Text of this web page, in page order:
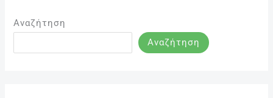
Αναζήτηση
Αναζήτηση